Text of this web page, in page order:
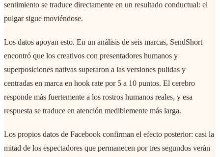
sentimiento se traduce directamente en un resultado conductual: el
pulgar sigue moviéndose.
Los datos apoyan esto. En un análisis de seis marcas, SendShort
encontró que los creativos con presentadores humanos y
superposiciones nativas superaron a las versiones pulidas y
centradas en marca en hook rate por 5 a 10 puntos. El cerebro
responde más fuertemente a los rostros humanos reales, y esa
respuesta se traduce en atención mediblemente más larga.
Los propios datos de Facebook confirman el efecto posterior: casi la
mitad de los espectadores que permanecen por tres segundos verán